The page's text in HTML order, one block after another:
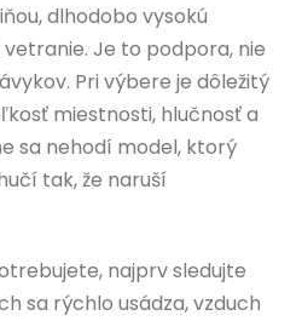
dlhodobo vysokú
Je to podpora, nie
Pri výbere je dôležitý
miestnosti, hlučnosť a
sa nehodí model, ktorý
tak, že naruší
najprv sledujte
sa rýchlo usádza, vzduch